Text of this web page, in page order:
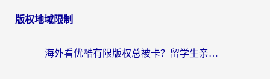
版权地域限制
海外看优酷有限版权总被卡？留学生亲测有效的回国加速器选择指南